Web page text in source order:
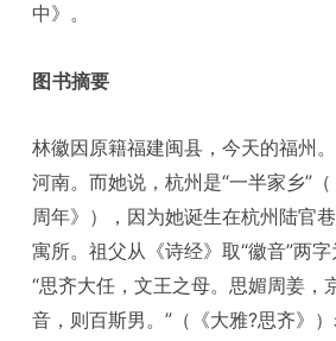
中》。
图书摘要
林徽因原籍福建闽县，今天的福州
河南。而她说，杭州是“一半家乡”
周年》），因为她诞生在杭州陆官
寓所。祖父从《诗经》取“徽音”两字
“思齐大任，文王之母。思媚周姜，
音，则百斯男。”（《大雅?思齐》